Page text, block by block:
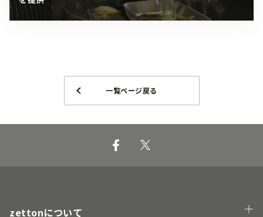
一覧ページ戻る
zettonについて